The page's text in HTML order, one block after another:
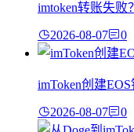
imtoken转账失败
2026-08-07 0
imToken创建
2026-08-07 0